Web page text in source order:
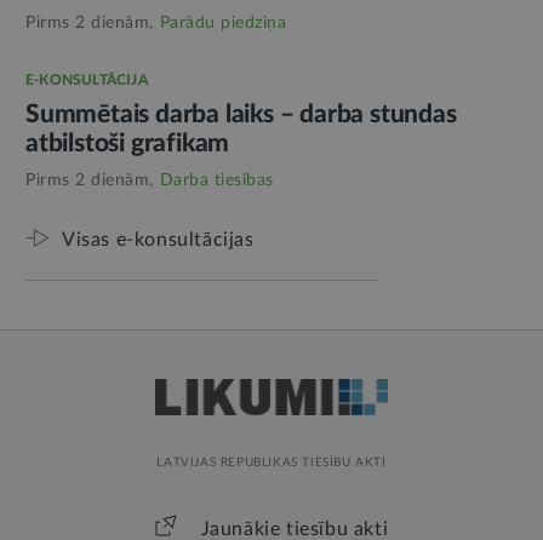
Pirms 2 dienām, Parādu piedziņa
E-KONSULTĀCIJA
Summētais darba laiks – darba stundas
atbilstoši grafikam
Pirms 2 dienām, Darba tiesības
Visas e-konsultācijas
LATVIJAS REPUBLIKAS TIESĪBU AKTI
Jaunākie tiesību akti